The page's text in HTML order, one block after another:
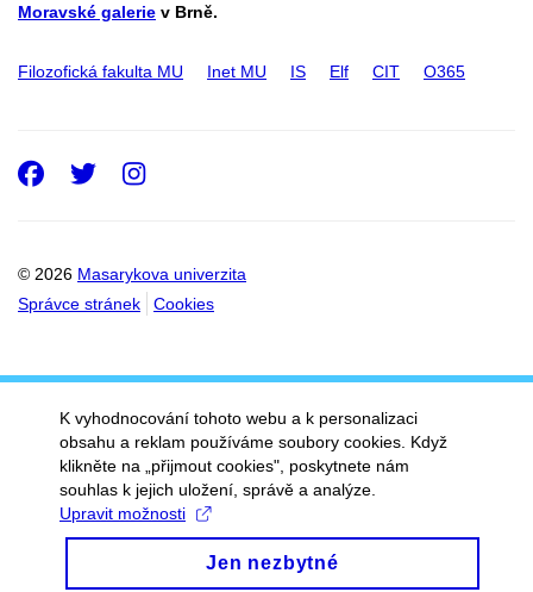
Moravské galerie v Brně.
Filozofická fakulta MU Inet MU IS Elf CIT O365
© 2026 Masarykova univerzita
Správce stránek
Cookies
Facebook
Twitter
Instagram
K vyhodnocování tohoto webu a k personalizaci
obsahu a reklam používáme soubory cookies. Když
klikněte na „přijmout cookies", poskytnete nám
souhlas k jejich uložení, správě a analýze.
Upravit možnosti
Jen nezbytné